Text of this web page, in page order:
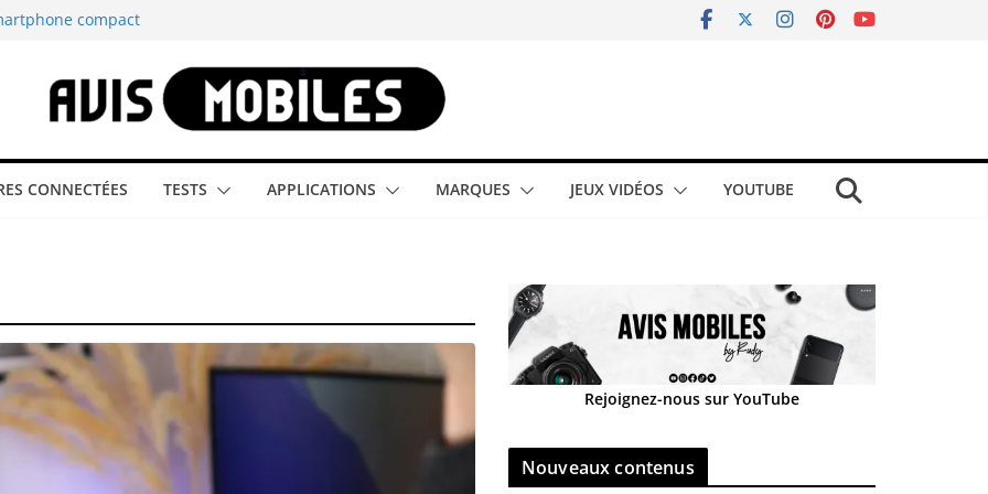
compact
tous les
smartphone
CONNECTÉES TESTS APPLICATIONS MARQUES JEUX VIDÉOS YOUTUBE
Rejoignez-nous sur YouTube
Nouveaux contenus